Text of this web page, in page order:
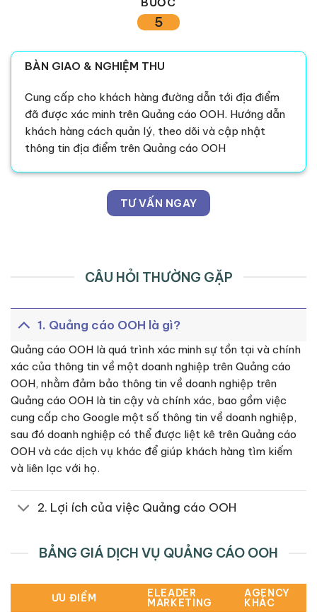
5
BÀN GIAO & NGHIỆM THU
Cung cấp cho khách hàng đường dẫn tới địa điểm
đã được xác minh trên Quảng cáo OOH. Hướng dẫn
khách hàng cách quản lý, theo dõi và cập nhật
thông tin địa điểm trên Quảng cáo OOH
TƯ VẤN NGAY
CÂU HỎI THƯỜNG GẶP
1. Quảng cáo OOH là gì?
Quảng cáo OOH là quá trình xác minh sự tồn tại và chính
xác của thông tin về một doanh nghiệp trên Quảng cáo
OOH, nhằm đảm bảo thông tin về doanh nghiệp trên
Quảng cáo OOH là tin cậy và chính xác, bao gồm việc
cung cấp cho Google một số thông tin về doanh nghiệp,
sau đó doanh nghiệp có thể được liệt kê trên Quảng cáo
OOH và các dịch vụ khác để giúp khách hàng tìm kiếm
và liên lạc với họ.
2. Lợi ích của việc Quảng cáo OOH
BẢNG GIÁ DỊCH VỤ QUẢNG CÁO OOH
ƯU ĐIỂM ELEADER
MARKETING
AGENCY
KHÁC